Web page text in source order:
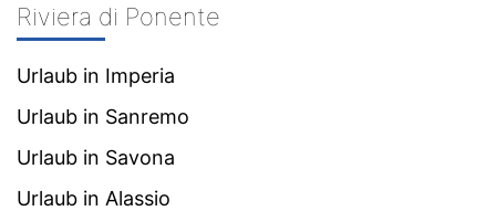
Riviera di Ponente
Urlaub in Imperia
Urlaub in Sanremo
Urlaub in Savona
Urlaub in Alassio